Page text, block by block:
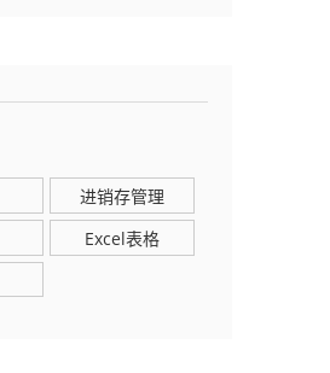
进销存管理
Excel表格